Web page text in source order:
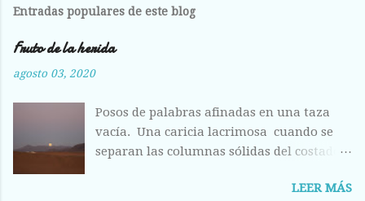
Entradas populares de este blog
Fruto de la herida
agosto 03, 2020
Posos de palabras afinadas en una taza
vacía. Una caricia lacrimosa cuando se
separan las columnas sólidas del costado.
deshecha de los huesos entrelazados en la
LEER MÁS